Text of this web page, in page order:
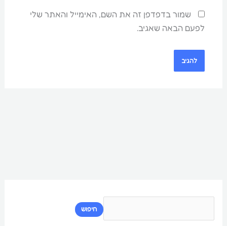
שמור בדפדפן זה את השם, האימייל והאתר שלי
לפעם הבאה שאגיב.
פ
חיפוש